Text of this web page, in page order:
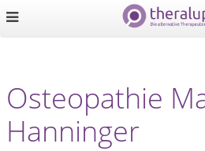
Osteopathie
Hanninger